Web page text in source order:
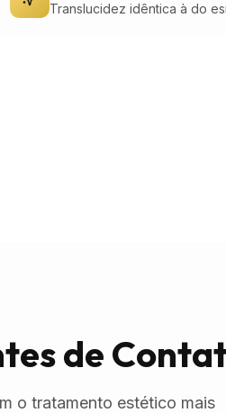
Translucidez idêntica à do
de
o tratamento estético mais